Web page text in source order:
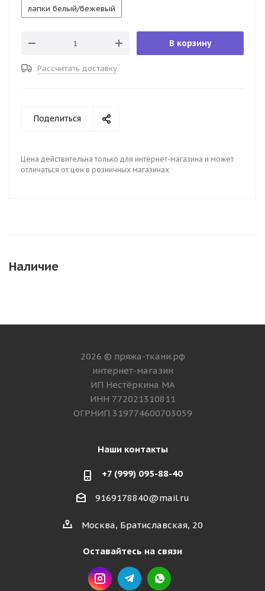
лапки белый/бежевый
В корзину
Рассчитать доставку
Поделиться
Цена действительна только для интернет-магазина и может
отличаться от цен в розничных магазинах
Наличие
2026 © пряжа-ткани.рф
интернет-магазин
ИП Нестёркина МА
ИНН 772021310811
ОГРНИП 319774600703059
Наши контакты
+7 (999) 095-88-40
9169178840@mail.ru
Москва, Братиславская, 20
Оставайтесь на связи